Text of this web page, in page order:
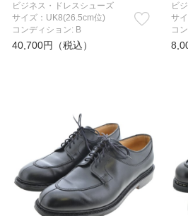
ビジネス・ドレスシューズ
サイズ：UK8(26.5cm位)
コンディション: B
40,700円（税込）
ビ
サ
コ